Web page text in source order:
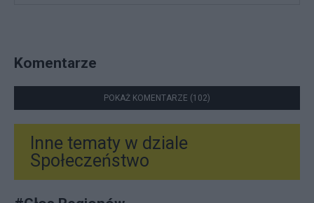
Komentarze
POKAŻ KOMENTARZE (102)
Inne tematy w dziale
Społeczeństwo